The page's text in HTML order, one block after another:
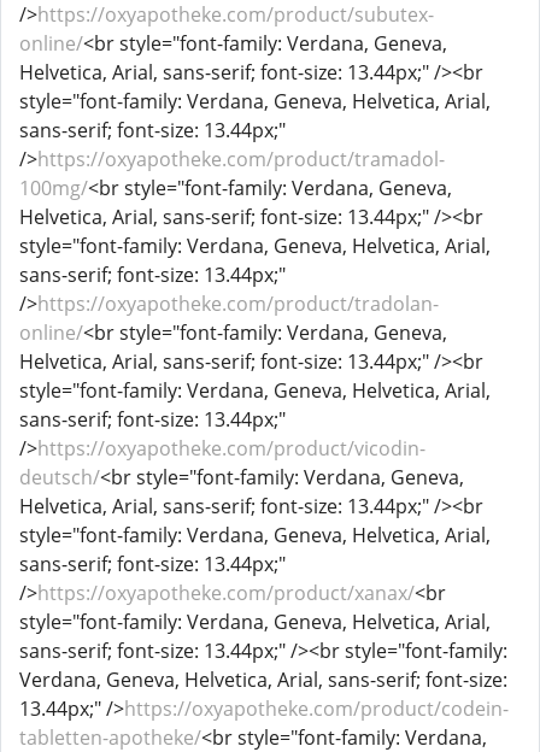
/>https://oxyapotheke.com/product/subutex-
online/<br style="font-family: Verdana, Geneva,
Helvetica, Arial, sans-serif; font-size: 13.44px;" /><br
style="font-family: Verdana, Geneva, Helvetica, Arial,
sans-serif; font-size: 13.44px;"
/>https://oxyapotheke.com/product/tramadol-
100mg/<br style="font-family: Verdana, Geneva,
Helvetica, Arial, sans-serif; font-size: 13.44px;" /><br
style="font-family: Verdana, Geneva, Helvetica, Arial,
sans-serif; font-size: 13.44px;"
/>https://oxyapotheke.com/product/tradolan-
online/<br style="font-family: Verdana, Geneva,
Helvetica, Arial, sans-serif; font-size: 13.44px;" /><br
style="font-family: Verdana, Geneva, Helvetica, Arial,
sans-serif; font-size: 13.44px;"
/>https://oxyapotheke.com/product/vicodin-
deutsch/<br style="font-family: Verdana, Geneva,
Helvetica, Arial, sans-serif; font-size: 13.44px;" /><br
style="font-family: Verdana, Geneva, Helvetica, Arial,
sans-serif; font-size: 13.44px;"
/>https://oxyapotheke.com/product/xanax/<br
style="font-family: Verdana, Geneva, Helvetica, Arial,
sans-serif; font-size: 13.44px;" /><br style="font-family:
Verdana, Geneva, Helvetica, Arial, sans-serif; font-size:
13.44px;" />https://oxyapotheke.com/product/codein-
tabletten-apotheke/<br style="font-family: Verdana,